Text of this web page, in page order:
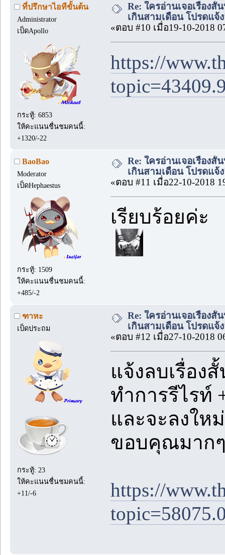
ที่ปรึกษาไอทีขั้นต้น
Administrator
เป็ดApollo
กระทู้: 6853
ให้คะแนนชื่นชมคนนี้:
+1320/-22
Re: ใครอ่านเจอเรื่อง
เกินสามเดือน โปรดแจ้
«ตอบ #10 เมื่อ19-10-2018
https://
BaoBao
Moderator
เป็ดHephaestus
กระทู้: 1509
ให้คะแนนชื่นชมคนนี้:
+485/-2
Re: ใครอ่านเจอเรื่อง
เกินสามเดือน โปรดแจ้
«ตอบ #11 เมื่อ22-10-2018
เรียบร้อยค่ะ
ฑาหะ
เป็ดประถม
กระทู้: 23
ให้คะแนนชื่นชมคนนี้:
+11/-6
Re: ใครอ่านเจอเรื่อง
เกินสามเดือน โปรดแจ้
«ตอบ #12 เมื่อ27-10-2018
แจ้งลบเรื่อง
ทำการรีไรท์
และจะลงใ
ขอบคุณมาก
https://